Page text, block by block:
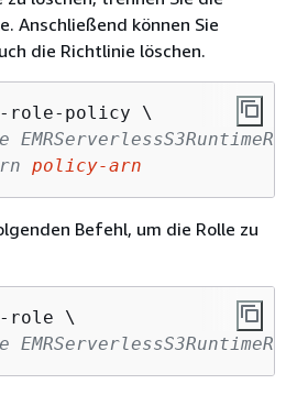
Anschließend können Sie
die Richtlinie löschen.
role-policy \
policy-arn
Befehl, um die Rolle zu
- role \